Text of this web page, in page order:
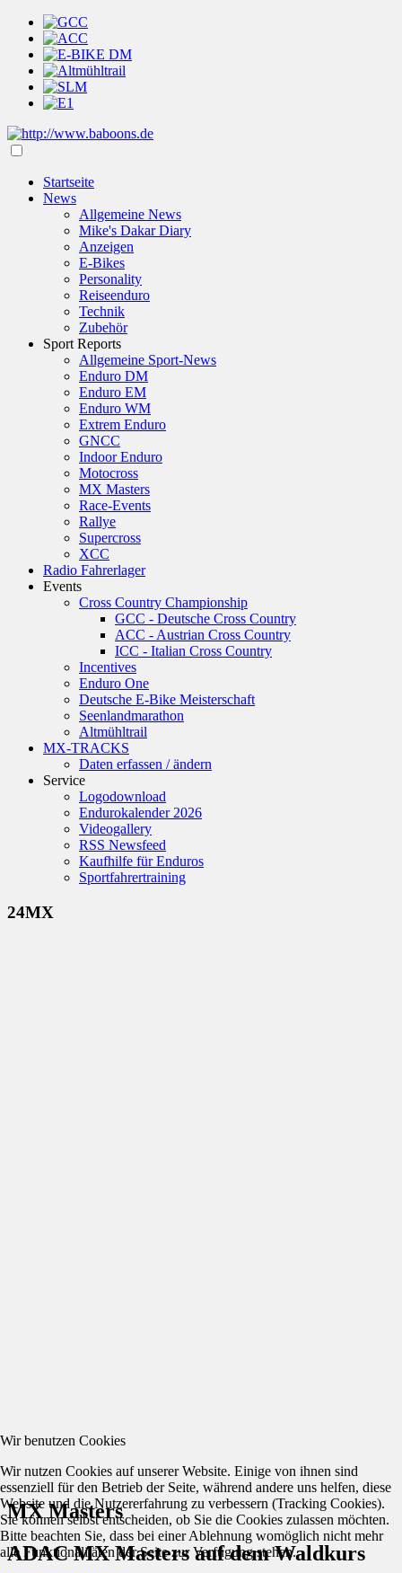
Startseite
News
Allgemeine News
Mike's Dakar Diary
Anzeigen
E-Bikes
Personality
Reiseenduro
Technik
Zubehör
Sport Reports
Allgemeine Sport-News
Enduro DM
Enduro EM
Enduro WM
Extrem Enduro
GNCC
Indoor Enduro
Motocross
MX Masters
Race-Events
Rallye
Supercross
XCC
Radio Fahrerlager
Events
Cross Country Championship
GCC - Deutsche Cross Country
ACC - Austrian Cross Country
ICC - Italian Cross Country
Incentives
Enduro One
Deutsche E-Bike Meisterschaft
Seenlandmarathon
Altmühltrail
MX-TRACKS
Daten erfassen / ändern
Service
Logodownload
Endurokalender 2026
Videogallery
RSS Newsfeed
Kaufhilfe für Enduros
Sportfahrertraining
24MX
MX Masters
ADAC MX Masters auf dem Waldkurs
Wir benutzen Cookies
Wir nutzen Cookies auf unserer Website. Einige von ihnen sind
essenziell für den Betrieb der Seite, während andere uns helfen, diese
Website und die Nutzererfahrung zu verbessern (Tracking Cookies).
Sie können selbst entscheiden, ob Sie die Cookies zulassen möchten.
Bitte beachten Sie, dass bei einer Ablehnung womöglich nicht mehr
alle Funktionalitäten der Seite zur Verfügung stehen.